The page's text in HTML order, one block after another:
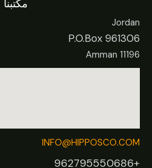
Jordan
P.O.Box 961306
Amman 11196
INFO@HIPPOSCO.COM
+962795550686